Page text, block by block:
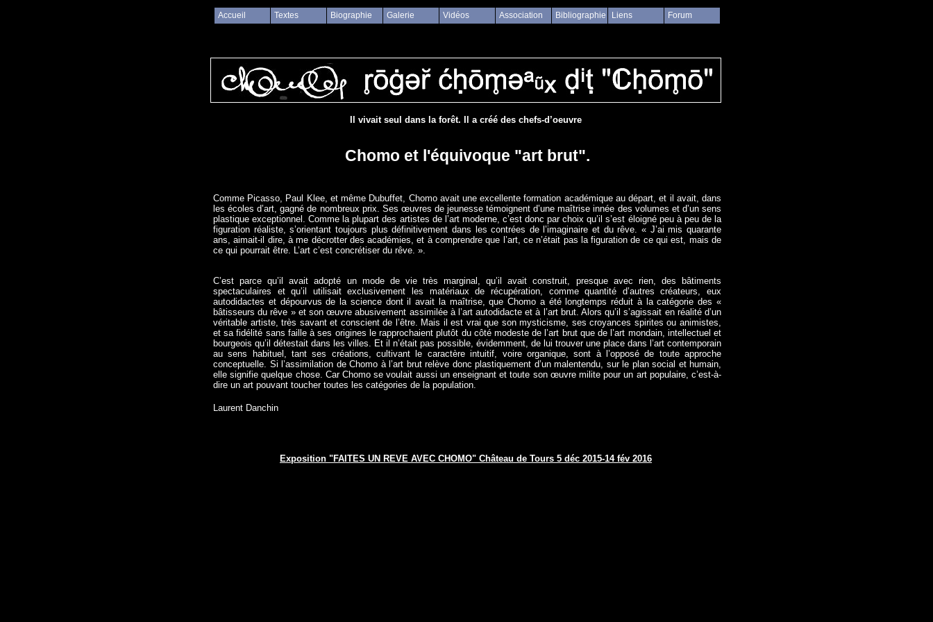
Accueil Textes Biographie Galerie Vidéos Association Bibliographie Liens Forum
Exposition "FAITES UN REVE AVEC CHOMO" Château de Tours 5 déc 2015-14 fév 2016
Il vivait seul dans la forêt. Il a créé des chefs-d’oeuvre
Chomo et l'équivoque "art brut".
Comme Picasso, Paul Klee, et même Dubuffet, Chomo avait une excellente formation académique au départ, et il avait, dans
les écoles d’art, gagné de nombreux prix. Ses œuvres de jeunesse témoignent d’une maîtrise innée des volumes et d’un sens
plastique exceptionnel. Comme la plupart des artistes de l’art moderne, c’est donc par choix qu’il s’est éloigné peu à peu de la
figuration réaliste, s’orientant toujours plus définitivement dans les contrées de l’imaginaire et du rêve. « J’ai mis quarante
ans, aimait-il dire, à me décrotter des académies, et à comprendre que l’art, ce n’était pas la figuration de ce qui est, mais de
ce qui pourrait être. L’art c’est concrétiser du rêve. ».
C’est parce qu’il avait adopté un mode de vie très marginal, qu’il avait construit, presque avec rien, des bâtiments
spectaculaires et qu’il utilisait exclusivement les matériaux de récupération, comme quantité d’autres créateurs, eux
autodidactes et dépourvus de la science dont il avait la maîtrise, que Chomo a été longtemps réduit à la catégorie des «
bâtisseurs du rêve » et son œuvre abusivement assimilée à l’art autodidacte et à l’art brut. Alors qu’il s’agissait en réalité d’un
véritable artiste, très savant et conscient de l’être. Mais il est vrai que son mysticisme, ses croyances spirites ou animistes,
et sa fidélité sans faille à ses origines le rapprochaient plutôt du côté modeste de l’art brut que de l’art mondain, intellectuel et
bourgeois qu’il détestait dans les villes. Et il n’était pas possible, évidemment, de lui trouver une place dans l’art contemporain
au sens habituel, tant ses créations, cultivant le caractère intuitif, voire organique, sont à l’opposé de toute approche
conceptuelle. Si l’assimilation de Chomo à l’art brut relève donc plastiquement d’un malentendu, sur le plan social et humain,
elle signifie quelque chose. Car Chomo se voulait aussi un enseignant et toute son œuvre milite pour un art populaire, c’est-à-
dire un art pouvant toucher toutes les catégories de la population.
Laurent Danchin